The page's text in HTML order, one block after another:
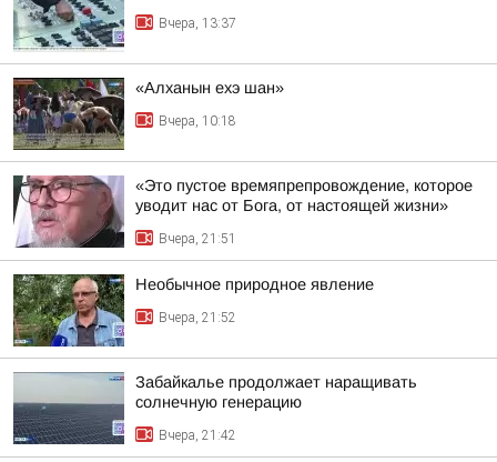
Вчера, 13:37
«Алханын ехэ шан»
Вчера, 10:18
«Это пустое времяпрепровождение, которое
уводит нас от Бога, от настоящей жизни»
Вчера, 21:51
Необычное природное явление
Вчера, 21:52
Забайкалье продолжает наращивать
солнечную генерацию
Вчера, 21:42